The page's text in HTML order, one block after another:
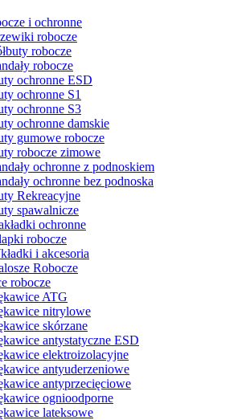
i ochronne
robocze
robocze
robocze
ochronne ESD
ochronne S1
ochronne S3
ochronne damskie
gumowe robocze
robocze zimowe
ochronne z podnoskiem
ochronne bez podnoska
Rekreacyjne
spawalnicze
ochronne
robocze
i akcesoria
Robocze
robocze
ATG
nitrylowe
skórzane
antystatyczne ESD
elektroizolacyjne
antyuderzeniowe
antyprzecięciowe
ognioodporne
lateksowe